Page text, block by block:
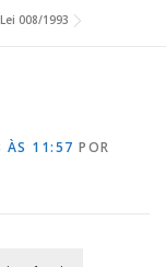
LINKS ÚTEIS
Lei 008/1993
ÀS 11:57 POR